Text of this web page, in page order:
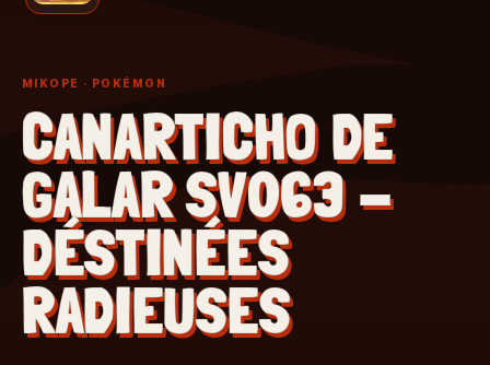
MIKOPE · POKÉMON
CANARTICHO DE
GALAR SV063 -
DÉSTINÉES
RADIEUSES